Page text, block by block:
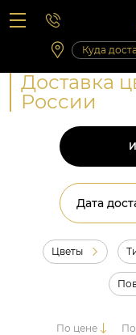
Вопросы-ответы
Сб 10:00 ‐ 14:00
Выходные и
Доставка
России
Дата
Цветы
По цене